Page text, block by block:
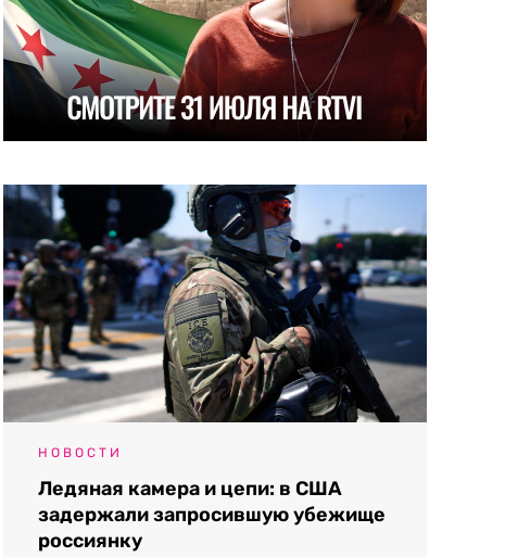
НОВОСТИ
Ледяная камера и цепи: в США
задержали запросившую убежище
россиянку